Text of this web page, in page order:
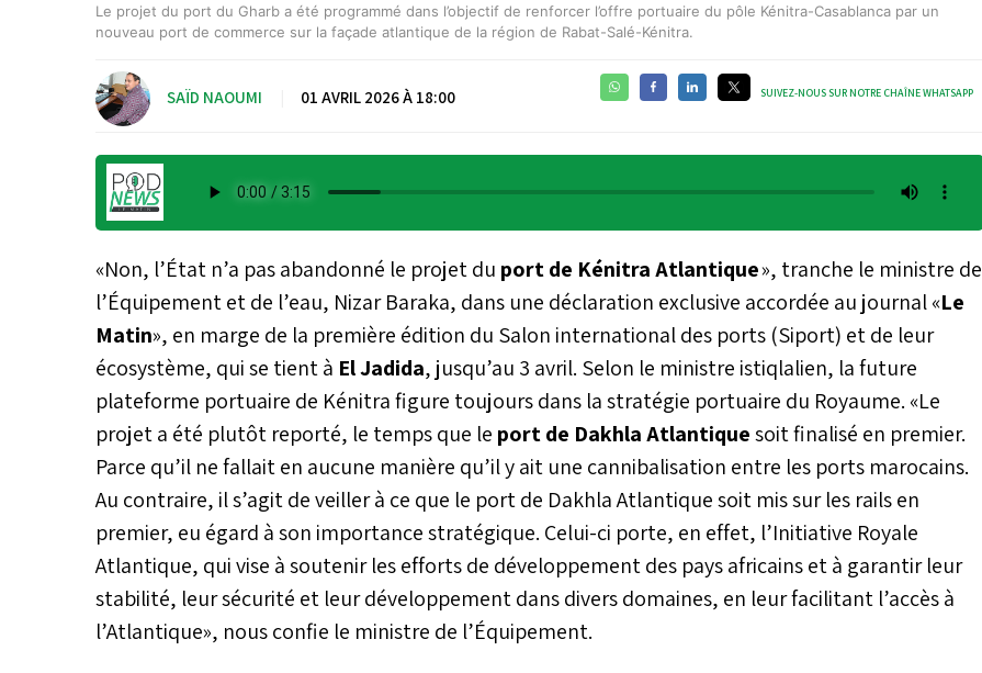
Le projet du port du Gharb a été programmé dans l’objectif de renforcer l’offre portuaire du pôle Kénitra-Casablanca par un
nouveau port de commerce sur la façade atlantique de la région de Rabat-Salé-Kénitra.
SAÏD NAOUMI 01 AVRIL 2026 À 18:00 SUIVEZ-NOUS SUR NOTRE CHAÎNE WHATSAPP
«Non, l’État n’a pas abandonné le projet du port de Kénitra Atlantique», tranche le ministre de
l’Équipement et de l’eau, Nizar Baraka, dans une déclaration exclusive accordée au journal «Le
Matin», en marge de la première édition du Salon international des ports (Siport) et de leur
écosystème, qui se tient à El Jadida, jusqu’au 3 avril. Selon le ministre istiqlalien, la future
plateforme portuaire de Kénitra figure toujours dans la stratégie portuaire du Royaume. «Le
projet a été plutôt reporté, le temps que le port de Dakhla Atlantiquesoit finalisé en premier.
Parce qu’il ne fallait en aucune manière qu’il y ait une cannibalisation entre les ports marocains.
Au contraire, il s’agit de veiller à ce que le port de Dakhla Atlantique soit mis sur les rails en
premier, eu égard à son importance stratégique. Celui-ci porte, en effet, l’Initiative Royale
Atlantique, qui vise à soutenir les efforts de développement des pays africains et à garantir leur
stabilité, leur sécurité et leur développement dans divers domaines, en leur facilitant l’accès à
l’Atlantique», nous confie le ministre de l’Équipement.